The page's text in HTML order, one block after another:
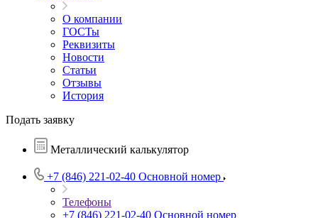
О компании
ГОСТы
Реквизиты
Новости
Статьи
Отзывы
История
Подать заявку
Металлический калькулятор
+7 (846) 221-02-40 Основной номер
Телефоны
+7 (846) 221-02-40 Основной номер